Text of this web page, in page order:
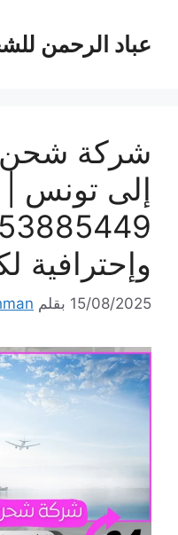
المحتوىعباد الرحمن
شركة شحن
إلى تونس |
وإحترافية
15/08/2025 بقلم